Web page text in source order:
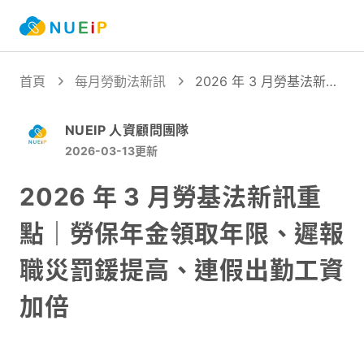
首頁 每月勞動法新訊
2026 年 3 月勞基法新訊
NUEIP 人資顧問團隊
2026-03-13更新
2026 年 3 月勞基法新訊重
點｜勞保年金領取年限、遲報
職災罰鍰提高、連假出勤工資
加倍